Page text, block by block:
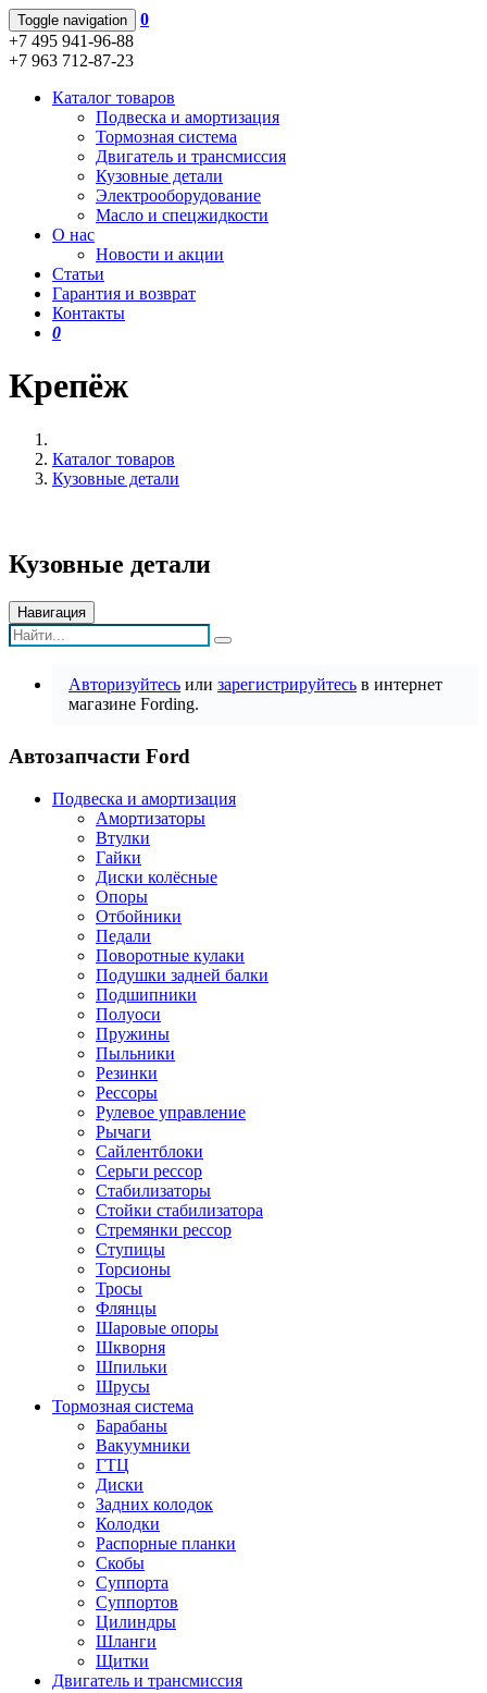
Toggle navigation
0
+7 495 941-96-88
+7 963 712-87-23
Каталог товаров
Подвеска и амортизация
Тормозная система
Двигатель и трансмиссия
Кузовные детали
Электрооборудование
Масло и спецжидкости
О нас
Новости и акции
Статьи
Гарантия и возврат
Контакты
0
Крепёж
Каталог товаров
Кузовные детали
Кузовные детали
Навигация
Авторизуйтесь или зарегистрируйтесь в интернет
магазине Fording.
Автозапчасти Ford
Подвеска и амортизация
Амортизаторы
Втулки
Гайки
Диски колёсные
Опоры
Отбойники
Педали
Поворотные кулаки
Подушки задней балки
Подшипники
Полуоси
Пружины
Пыльники
Резинки
Рессоры
Рулевое управление
Рычаги
Сайлентблоки
Серьги рессор
Стабилизаторы
Стойки стабилизатора
Стремянки рессор
Ступицы
Торсионы
Тросы
Флянцы
Шаровые опоры
Шкворня
Шпильки
Шрусы
Тормозная система
Барабаны
Вакуумники
ГТЦ
Диски
Задних колодок
Колодки
Распорные планки
Скобы
Суппорта
Суппортов
Цилиндры
Шланги
Щитки
Двигатель и трансмиссия